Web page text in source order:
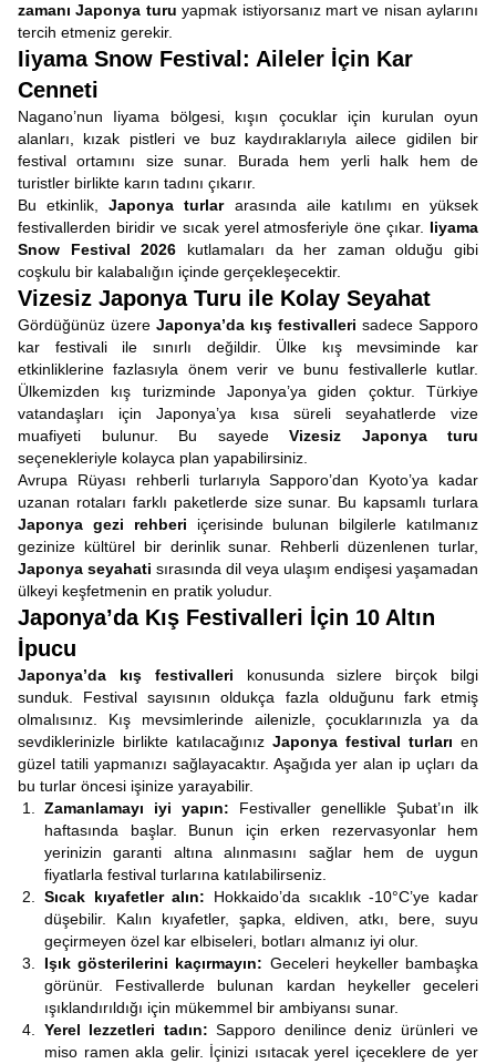
zamanı Japonya turu yapmak istiyorsanız mart ve nisan aylarını
tercih etmeniz gerekir.
Iiyama Snow Festival: Aileler İçin Kar
Cenneti
Nagano’nun Iiyama bölgesi, kışın çocuklar için kurulan oyun
alanları, kızak pistleri ve buz kaydıraklarıyla ailece gidilen bir
festival ortamını size sunar. Burada hem yerli halk hem de
turistler birlikte karın tadını çıkarır.
Bu etkinlik,Japonya turlararasında aile katılımı en yüksek
festivallerden biridir ve sıcak yerel atmosferiyle öne çıkar. Iiyama
Snow Festival 2026 kutlamaları da her zaman olduğu gibi
coşkulu bir kalabalığın içinde gerçekleşecektir.
Vizesiz Japonya Turu ile Kolay Seyahat
Gördüğünüz üzere Japonya’da kış festivalleri sadece Sapporo
kar festivali ile sınırlı değildir. Ülke kış mevsiminde kar
etkinliklerine fazlasıyla önem verir ve bunu festivallerle kutlar.
Ülkemizden kış turizminde Japonya’ya giden çoktur. Türkiye
vatandaşları için Japonya’ya kısa süreli seyahatlerde vize
muafiyeti bulunur. Bu sayede Vizesiz Japonya turu
seçenekleriyle kolayca plan yapabilirsiniz.
Avrupa Rüyası rehberli turlarıyla Sapporo’dan Kyoto’ya kadar
uzanan rotaları farklı paketlerde size sunar. Bu kapsamlı turlara
Japonya gezi rehberi içerisinde bulunan bilgilerle katılmanız
gezinize kültürel bir derinlik sunar. Rehberli düzenlenen turlar,
Japonya seyahati sırasında dil veya ulaşım endişesi yaşamadan
ülkeyi keşfetmenin en pratik yoludur.
Japonya’da Kış Festivalleri İçin 10 Altın
İpucu
Japonya’da kış festivalleri konusunda sizlere birçok bilgi
sunduk. Festival sayısının oldukça fazla olduğunu fark etmiş
olmalısınız. Kış mevsimlerinde ailenizle, çocuklarınızla ya da
sevdiklerinizle birlikte katılacağınız Japonya festival turları en
güzel tatili yapmanızı sağlayacaktır. Aşağıda yer alan ip uçları da
bu turlar öncesi işinize yarayabilir.
Zamanlamayı iyi yapın: Festivaller genellikle Şubat’ın ilk
haftasında başlar. Bunun için erken rezervasyonlar hem
yerinizin garanti altına alınmasını sağlar hem de uygun
fiyatlarla festival turlarına katılabilirseniz.
Sıcak kıyafetler alın: Hokkaido’da sıcaklık -10°C’ye kadar
düşebilir. Kalın kıyafetler, şapka, eldiven, atkı, bere, suyu
geçirmeyen özel kar elbiseleri, botları almanız iyi olur.
Işık gösterilerini kaçırmayın: Geceleri heykeller bambaşka
görünür. Festivallerde bulunan kardan heykeller geceleri
ışıklandırıldığı için mükemmel bir ambiyansı sunar.
Yerel lezzetleri tadın: Sapporo denilince deniz ürünleri ve
miso ramen akla gelir. İçinizi ısıtacak yerel içeceklere de yer